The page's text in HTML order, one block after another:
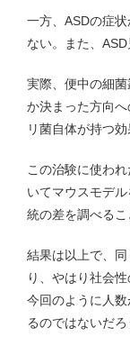
一方、ASDの症
ない。また、
実際、便中の細
か決まった方向
リ菌自体が持つ
この治験に使わ
いてマウスモデ
統の差を調べる
結果は以上で、
り、やはり社会
今回のように人
るのではないだろ